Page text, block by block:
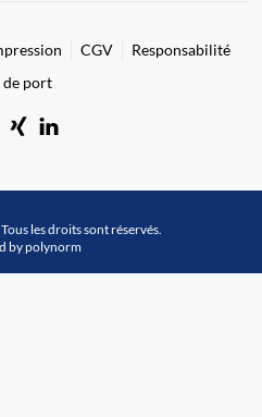
CGV
Responsabilité
de port
les droits sont réservés.
by polynorm